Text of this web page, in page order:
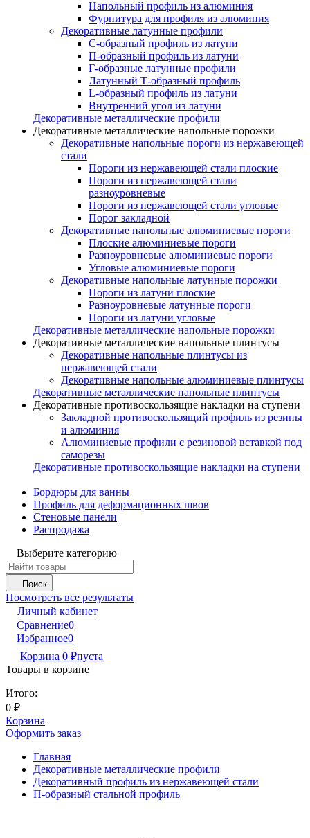
Напольный профиль из алюминия
Фурнитура для профиля из алюминия
Декоративные латунные профили
C-образный профиль из латуни
П-образный профиль из латуни
Г-образные латунные профили
Латунный Т-образный профиль
L-образный профиль из латуни
Внутренний угол из латуни
Декоративные металлические профили
Декоративные металлические напольные порожки
Декоративные напольные пороги из нержавеющей
стали
Пороги из нержавеющей стали плоские
Пороги из нержавеющей стали
разноуровневые
Пороги из нержавеющей стали угловые
Порог закладной
Декоративные напольные алюминиевые пороги
Плоские алюминиевые пороги
Разноуровневые алюминиевые пороги
Угловые алюминиевые пороги
Декоративные напольные латунные порожки
Пороги из латуни плоские
Разноуровневые латунные пороги
Пороги из латуни угловые
Декоративные металлические напольные порожки
Декоративные металлические напольные плинтусы
Декоративные напольные плинтусы из
нержавеющей стали
Декоративные напольные алюминиевые плинтусы
Декоративные металлические напольные плинтусы
Декоративные противоскользящие накладки на ступени
Закладной противоскользящий профиль из резины
и алюминия
Алюминиевые профили с резиновой вставкой под
саморезы
Декоративные противоскользящие накладки на ступени
Бордюры для ванны
Профиль для деформационных швов
Стеновые панели
Распродажа
Выберите категорию
Поиск
Посмотреть все результаты
Личный кабинет
Сравнение0
Избранное0
Корзина 0 ₽пуста
Товары в корзине
Итого:
0 ₽
Корзина
Оформить заказ
Главная
Декоративные металлические профили
Декоративный профиль из нержавеющей стали
П-образный стальной профиль